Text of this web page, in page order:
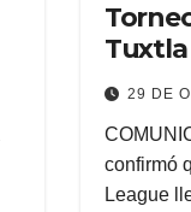
29 DE
confirmó
League